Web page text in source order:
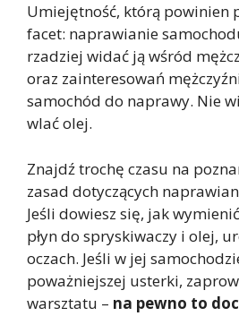
Umiejętność, którą powinien
facet: naprawianie
rzadziej widać ją wśród
oraz zainteresowań
samochód do naprawy. Nie
wlać olej.
Znajdź trochę czasu na
zasad dotyczących
Jeśli dowiesz się, jak
płyn do spryskiwaczy i olej,
oczach. Jeśli w jej
poważniejszej usterki,
warsztatu – na pewno to